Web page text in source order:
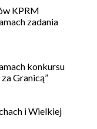
KPRM
zadania
konkursu
Granicą”
i Wielkiej